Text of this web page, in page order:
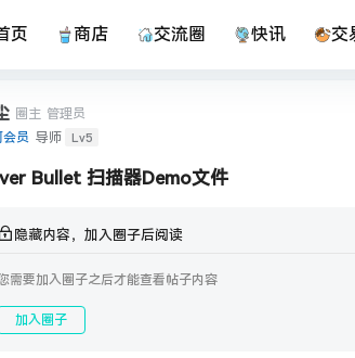
页 商店 交流圈 快讯 交
圈主 管理员
会员 导师 Lv5
Bullet 扫描器Demo文件
隐藏内容，加入圈子后阅读
需要加入圈子之后才能查看帖子内容
加入圈子